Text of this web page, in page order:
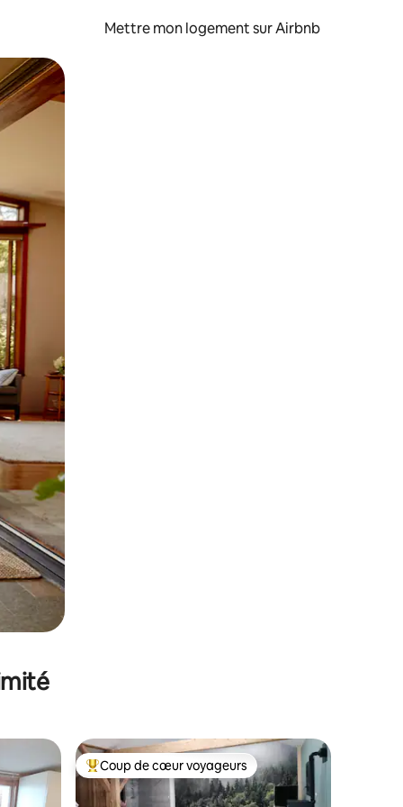
Mettre mon logement sur Airbnb
glisser.
Coups de cœur voyageurs les plus appréciés
Coup de cœur voyageurs